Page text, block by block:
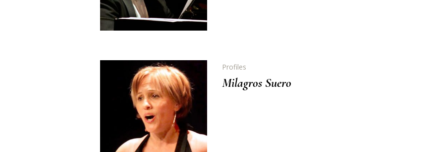
Profiles
Milagros Suero